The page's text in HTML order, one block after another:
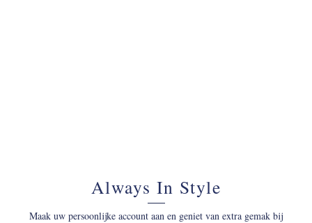
Always In Style
Maak uw persoonlijke account aan en geniet van extra gemak bij